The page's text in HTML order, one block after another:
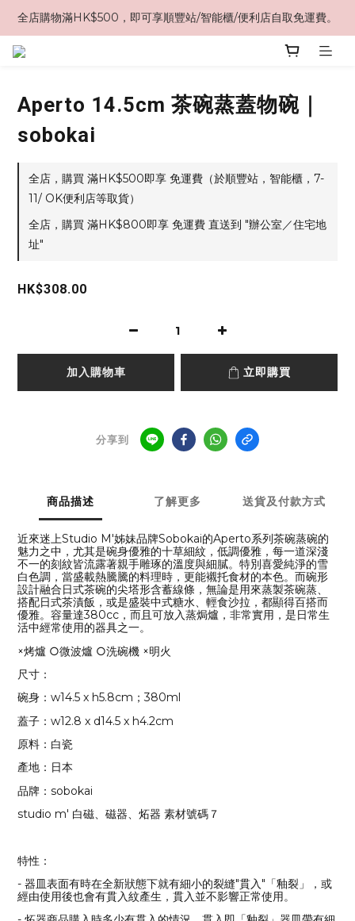
全店購物滿HK$500，即可享順豐站/智能櫃/便利店自取免運費。
Aperto 14.5cm 茶碗蒸蓋物碗｜
sobokai
全店，購買 滿HK$500即享 免運費（於順豐站，智能櫃，7-
11/ OK便利店等取貨）
全店，購買 滿HK$800即享 免運費 直送到 "辦公室／住宅地
址"
HK$308.00
加入購物車 立即購買
分享到
商品描述 了解更多 送貨及付款方式
近來迷上Studio M'姊妹品牌Sobokai的Aperto系列茶碗蒸碗的
魅力之中，尤其是碗身優雅的十草細紋，低調優雅，每一道深淺
不一的刻紋皆流露著親手雕琢的溫度與細膩。特別喜愛純淨的雪
白色調，當盛載熱騰騰的料理時，更能襯托食材的本色。而碗形
設計融合日式茶碗的尖塔形含蓄線條，無論是用來蒸製茶碗蒸、
搭配日式茶漬飯，或是盛裝中式糖水、輕食沙拉，都顯得百搭而
優雅。容量達380cc，而且可放入蒸焗爐，非常實用，是日常生
活中經常使用的器具之一。
×烤爐 ○微波爐 ○洗碗機 ×明火
尺寸：
碗身：w14.5 x h5.8cm；380ml
蓋子：w12.8 x d14.5 x h4.2cm
原料：白瓷
產地：日本
品牌：sobokai
studio m' 白磁、磁器、炻器 素材號碼７
特性：
- 器皿表面有時在全新狀態下就有細小的裂縫"貫入"「釉裂」，或
經由使用後也會有貫入紋產生，貫入並不影響正常使用。